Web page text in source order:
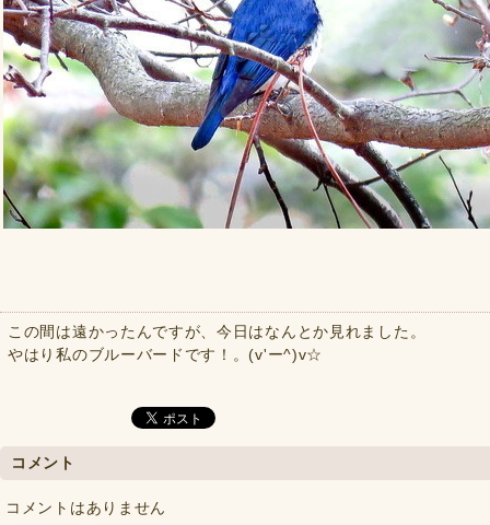
この間は遠かったんですが、今日はなんとか見れました。
やはり私のブルーバードです！。(v'ー^)v☆
コメント
コメントはありません